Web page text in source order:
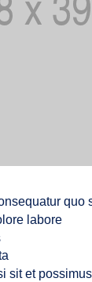
quo
labore
sit et